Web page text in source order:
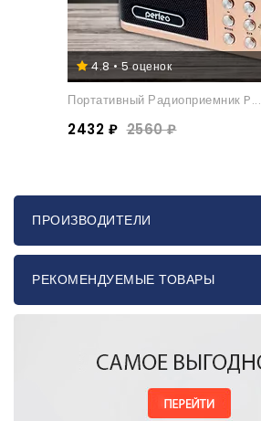
4.8 • 5 оценок
Портативный Радиоприемник P...
2432 ₽ 2560 ₽
ПРОИЗВОДИТЕЛИ
РЕКОМЕНДУЕМЫЕ ТОВАРЫ